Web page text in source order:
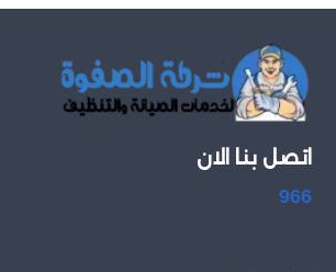
اتصل بنا الان
966